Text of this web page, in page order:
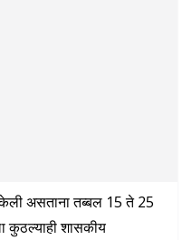
केली असताना तब्बल 15 ते 25
कुठल्याही शासकीय